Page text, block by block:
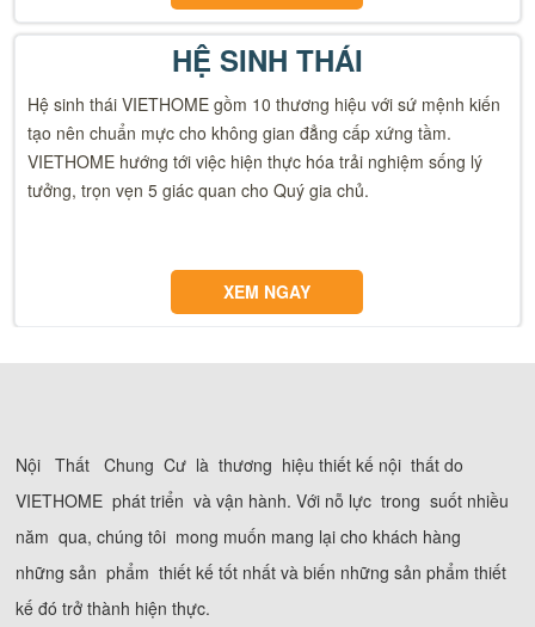
HỆ SINH THÁI
Hệ sinh thái VIETHOME gồm 10 thương hiệu với sứ mệnh kiến
tạo nên chuẩn mực cho không gian đẳng cấp xứng tầm.
VIETHOME hướng tới việc hiện thực hóa trải nghiệm sống lý
tưởng, trọn vẹn 5 giác quan cho Quý gia chủ.
XEM NGAY
Nội Thất Chung Cư là thương hiệu thiết kế nội thất do
VIETHOME phát triển và vận hành. Với nỗ lực trong suốt nhiều
năm qua, chúng tôi mong muốn mang lại cho khách hàng
những sản phẩm thiết kế tốt nhất và biến những sản phẩm thiết
kế đó trở thành hiện thực.